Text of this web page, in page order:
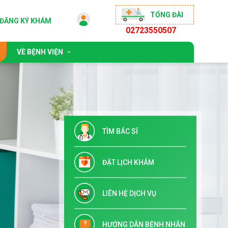
ĐĂNG KÝ KHÁM
TỔNG ĐÀI
02723550507
VỀ BỆNH VIỆN
Đội ngũ bác sĩ
Chỉ đạo tuyến & Đào tạo
Danh mục dịch vụ kỹ thuật
Tuyển dụng
TÌM BÁC SĨ
ĐẶT LỊCH KHÁM
LIÊN HỆ DỊCH VỤ
HƯỚNG DẪN BỆNH NHÂN